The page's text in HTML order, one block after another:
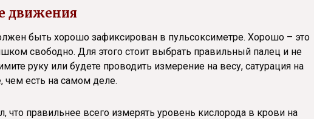
движения
быть хорошо зафиксирован в пульсоксиметре. Хорошо – это
свободно. Для этого стоит выбрать правильный палец и не
руку или будете проводить измерение на весу, сатурация на
чем есть на самом деле.
что правильнее всего измерять уровень кислорода в крови на